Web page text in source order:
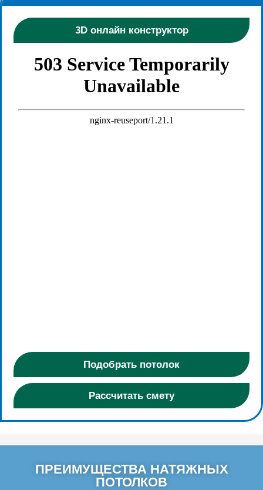
3D онлайн конструктор
Подобрать потолок
Рассчитать смету
ПРЕИМУЩЕСТВА НАТЯЖНЫХ
ПОТОЛКОВ